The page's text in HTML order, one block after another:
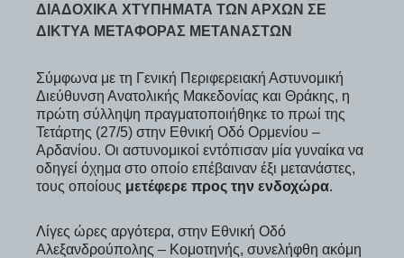
ΔΙΑΔΟΧΙΚΆ ΧΤΥΠΉΜΑΤΑ ΤΩΝ ΑΡΧΏΝ ΣΕ
ΔΊΚΤΥΑ ΜΕΤΑΦΟΡΆΣ ΜΕΤΑΝΑΣΤΏΝ
Σύμφωνα με τη Γενική Περιφερειακή Αστυνομική
Διεύθυνση Ανατολικής Μακεδονίας και Θράκης, η
πρώτη σύλληψη πραγματοποιήθηκε το πρωί της
Τετάρτης (27/5) στην Εθνική Οδό Ορμενίου –
Αρδανίου. Οι αστυνομικοί εντόπισαν μία γυναίκα να
οδηγεί όχημα στο οποίο επέβαιναν έξι μετανάστες,
τους οποίους μετέφερε προς την ενδοχώρα.
Λίγες ώρες αργότερα, στην Εθνική Οδό
Αλεξανδρούπολης – Κομοτηνής, συνελήφθη ακόμη